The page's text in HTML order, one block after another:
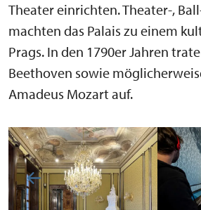
Theater einrichten. Theater-,
machten das Palais zu einem
Prags. In den 1790er Jahren
Beethoven sowie
Amadeus Mozart auf.